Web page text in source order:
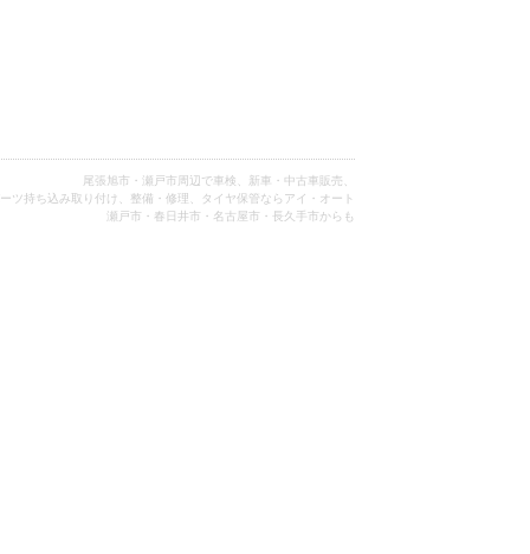
尾張旭市・瀬戸市周辺で車検、新車・中古車販売、
ツ持ち込み取り付け、整備・修理、タイヤ保管ならアイ・オート
瀬戸市・春日井市・名古屋市・長久手市からも